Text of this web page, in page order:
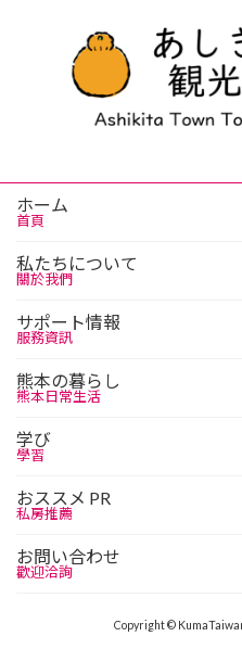
ホーム
首頁
私たちについて
關於我們
サポート情報
服務資訊
熊本の暮らし
熊本日常生活
学び
學習
おススメ PR
私房推薦
お問い合わせ
歡迎洽詢
Copyright ©